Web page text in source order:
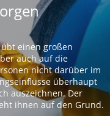
einen großen
auch auf die
nicht darüber im
überhaupt
auszeichnen. Der
ihnen auf den Grund.